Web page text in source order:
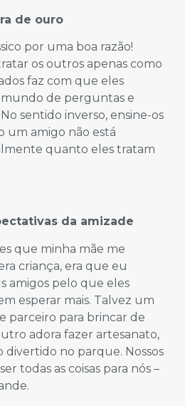
de ouro
por uma boa razão!
os outros apenas como
faz com que eles
de perguntas e
sentido inverso, ensine-os
um amigo não está
quanto eles tratam
da amizade
que minha mãe me
criança, era que eu
amigos pelo que eles
esperar mais. Talvez um
parceiro para brincar de
adora fazer artesanato,
no parque. Nossos
todas as coisas para nós –